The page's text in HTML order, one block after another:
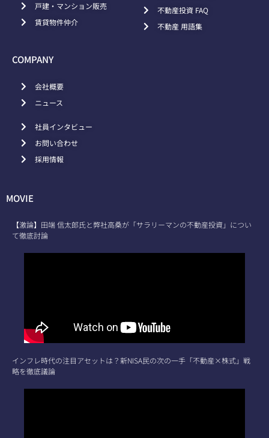
戸建・マンション販売
賃貸物件仲介
不動産投資 FAQ
不動産 用語集
COMPANY
会社概要
ニュース
社員インタビュー
お問い合わせ
採用情報
MOVIE
【激論】田端 信太郎氏と弊社高桑が「サラリーマンの不動産投資」につい
て徹底討論
インフレ時代の注目アセットは？新NISA民の次の一手「不動産×株式」戦
略を徹底議論